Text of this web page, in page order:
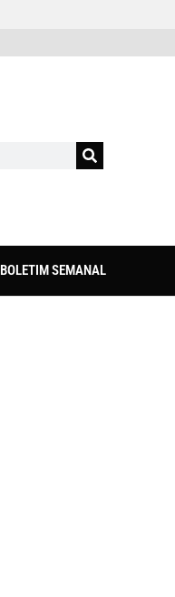
BOLETIM SEMANAL